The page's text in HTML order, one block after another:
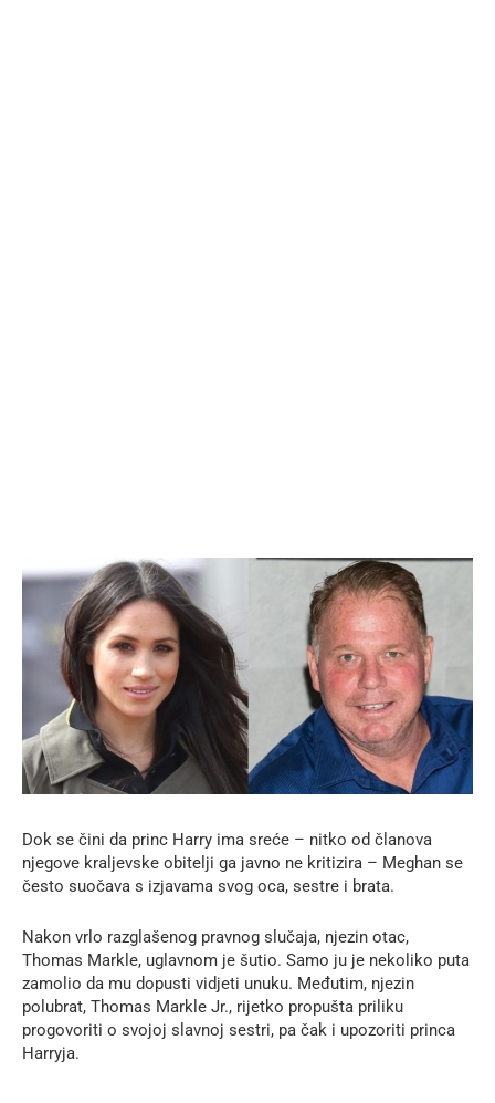
Dok se čini da princ Harry ima sreće – nitko od članova
njegove kraljevske obitelji ga javno ne kritizira – Meghan se
često suočava s izjavama svog oca, sestre i brata.
Nakon vrlo razglašenog pravnog slučaja, njezin otac,
Thomas Markle, uglavnom je šutio. Samo ju je nekoliko puta
zamolio da mu dopusti vidjeti unuku. Međutim, njezin
polubrat, Thomas Markle Jr., rijetko propušta priliku
progovoriti o svojoj slavnoj sestri, pa čak i upozoriti princa
Harryja.